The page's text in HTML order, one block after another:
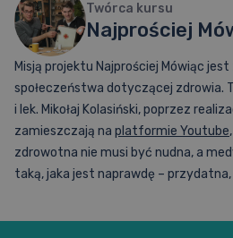
Twórca kursu
Najprościej
Misją projektu Najprościej Mówiąc
społeczeństwa dotyczącej zdrowia.
i lek. Mikołaj Kolasiński, poprzez
zamieszczają na platformie Youtube
zdrowotna nie musi być nudna, a
taką, jaka jest naprawdę –